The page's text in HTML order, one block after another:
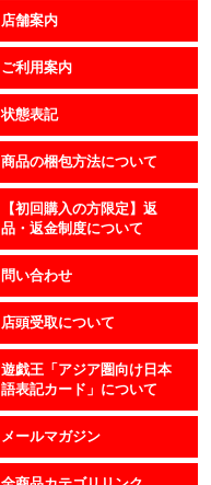
店舗案内
ご利用案内
状態表記
商品の梱包方法について
【初回購入の方限定】返
品・返金制度について
問い合わせ
店頭受取について
遊戯王「アジア圏向け日本
語表記カード」について
メールマガジン